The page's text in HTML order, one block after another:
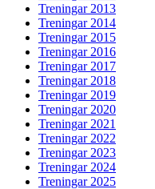
Treningar 2013
Treningar 2014
Treningar 2015
Treningar 2016
Treningar 2017
Treningar 2018
Treningar 2019
Treningar 2020
Treningar 2021
Treningar 2022
Treningar 2023
Treningar 2024
Treningar 2025